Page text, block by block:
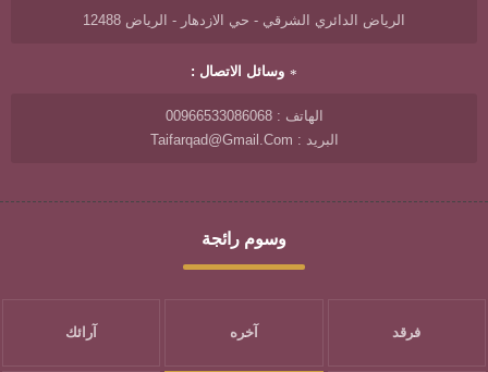
الرياض الدائري الشرقي - حي الازدهار - الرياض 12488
وسائل الاتصال :
الهاتف : 00966533086068
البريد : Taifarqad@gmail.com
وسوم رائجة
فرقد آخره آرائك